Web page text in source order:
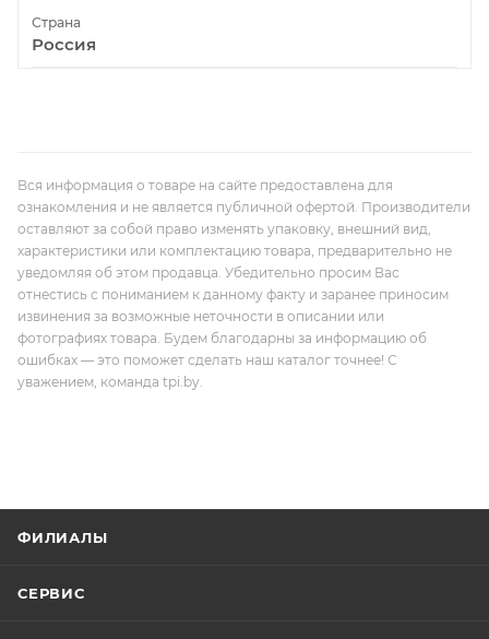
Страна
Россия
Вся информация о товаре на сайте предоставлена для
ознакомления и не является публичной офертой. Производители
оставляют за собой право изменять упаковку, внешний вид,
характеристики или комплектацию товара, предварительно не
уведомляя об этом продавца. Убедительно просим Вас
отнестись с пониманием к данному факту и заранее приносим
извинения за возможные неточности в описании или
фотографиях товара. Будем благодарны за информацию об
ошибках — это поможет сделать наш каталог точнее! С
уважением, команда tpi.by.
ФИЛИАЛЫ
СЕРВИС